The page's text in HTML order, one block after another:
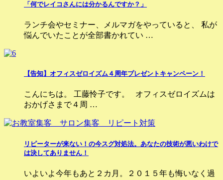
「何でレイコさんには分かるんですか？」
ランチ会やセミナー、メルマガをやっていると、 私が
悩んでいたことが全部書かれてい …
【告知】オフィスゼロイズム４周年プレゼントキャンペーン！
こんにちは。 工藤怜子です。 オフィスゼロイズムは
おかげさまで４周 …
リピーターが来ない！の今スグ対処法。あなたの技術が悪いわけで
は決してありません！
いよいよ今年もあと２カ月。２０１５年も悔いなく過